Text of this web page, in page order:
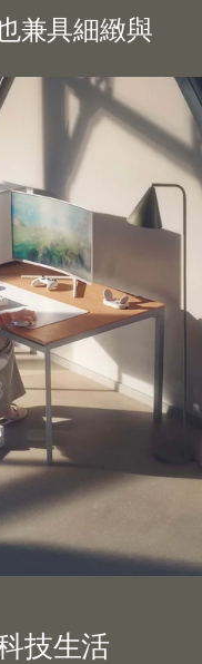
slide
4
slide
5
兼具細緻與
技生活